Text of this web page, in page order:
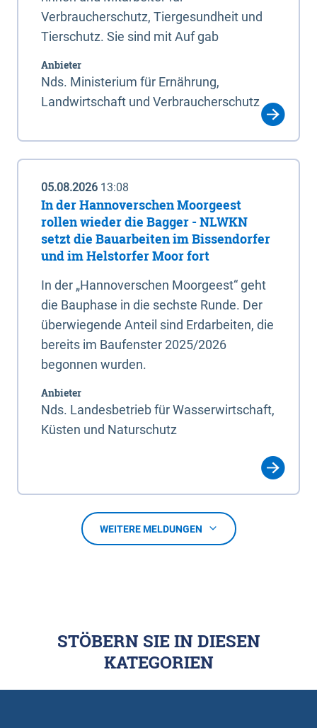
Verbraucherschutz, Tiergesundheit und
Tierschutz. Sie sind mit Auf gab
Anbieter
Nds. Ministerium für Ernährung,
Landwirtschaft und Verbraucherschutz
05.08.2026 13:08
In der Hannoverschen Moorgeest
rollen wieder die Bagger - NLWKN
setzt die Bauarbeiten im Bissendorfer
und im Helstorfer Moor fort
In der „Hannoverschen Moorgeest“ geht
die Bauphase in die sechste Runde. Der
überwiegende Anteil sind Erdarbeiten, die
bereits im Baufenster 2025/2026
begonnen wurden.
Anbieter
Nds. Landesbetrieb für Wasserwirtschaft,
Küsten und Naturschutz
WEITERE MELDUNGEN
STÖBERN SIE IN DIESEN
KATEGORIEN